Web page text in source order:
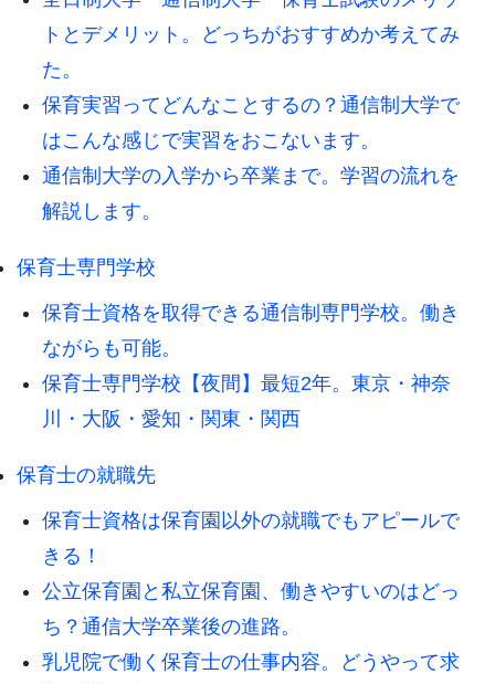
トとデメリット。どっちがおすすめか考えてみ
た。
保育実習ってどんなことするの？通信制大学で
はこんな感じで実習をおこないます。
通信制大学の入学から卒業まで。学習の流れを
解説します。
保育士専門学校
保育士資格を取得できる通信制専門学校。働き
ながらも可能。
保育士専門学校【夜間】最短2年。東京・神奈
川・大阪・愛知・関東・関西
保育士の就職先
保育士資格は保育園以外の就職でもアピールで
きる！
公立保育園と私立保育園、働きやすいのはどっ
ち？通信大学卒業後の進路。
乳児院で働く保育士の仕事内容。どうやって求